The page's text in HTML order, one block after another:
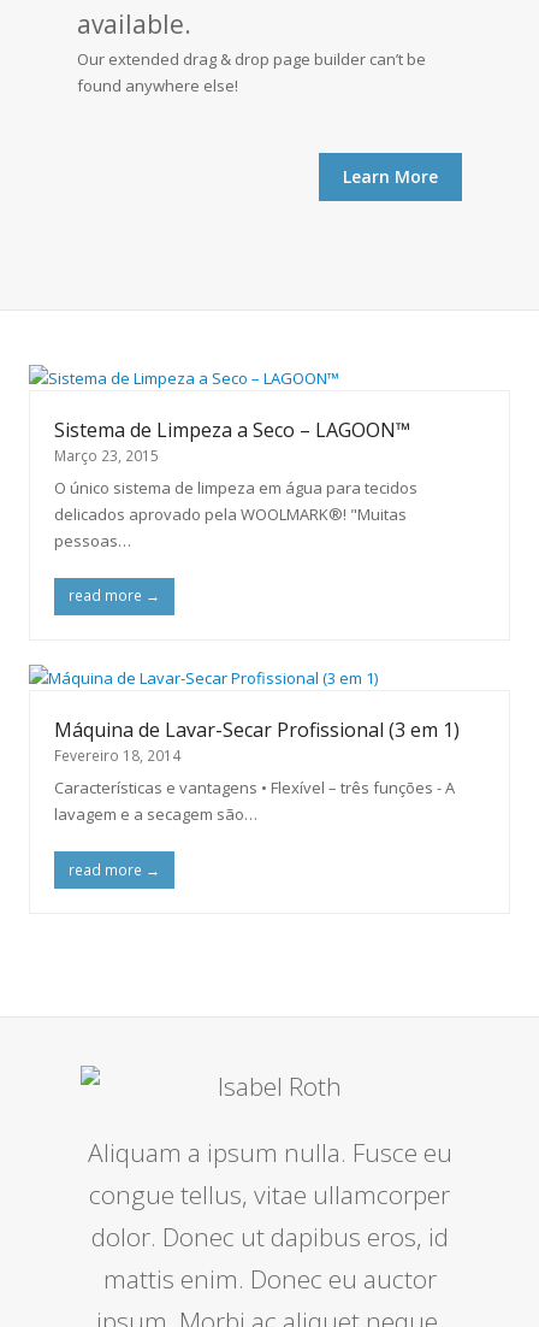
available.
Our extended drag & drop page builder can’t be
found anywhere else!
Learn More
Sistema de Limpeza a Seco – LAGOON™
Março 23, 2015
O único sistema de limpeza em água para tecidos
delicados aprovado pela WOOLMARK®! "Muitas
pessoas…
read more →
Máquina de Lavar-Secar Profissional (3 em 1)
Fevereiro 18, 2014
Características e vantagens • Flexível – três funções - A
lavagem e a secagem são…
read more →
Aliquam a ipsum nulla. Fusce eu
congue tellus, vitae ullamcorper
dolor. Donec ut dapibus eros, id
mattis enim. Donec eu auctor